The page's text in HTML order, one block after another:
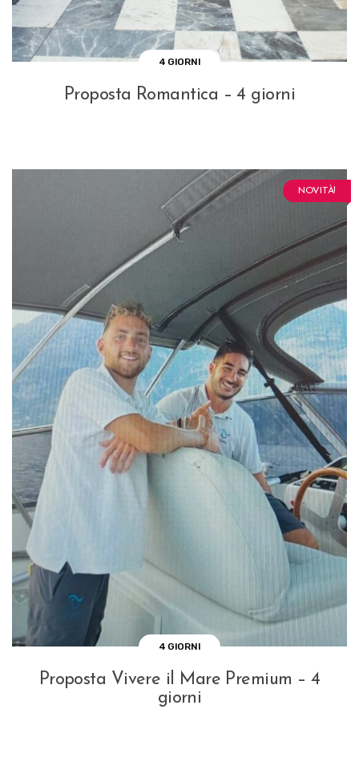
4 GIORNI
Proposta Romantica – 4 giorni
NOVITÀ!
4 GIORNI
Proposta Vivere il Mare Premium – 4
giorni